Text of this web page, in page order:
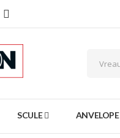
SCULE ANVELOPE